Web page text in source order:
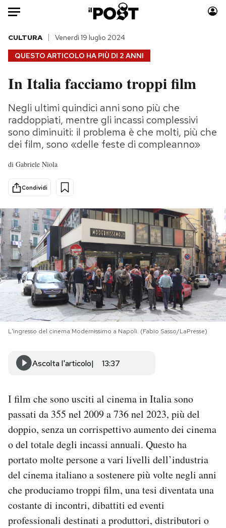
Auto
HOME
Italia
Politica
Tecnologia
Internet
Economia
Moda
Consumismi
Storie/Idee
Ok Boomer!
PODCAST
NEWSLETTER
I MIEI PREFERITI
AREA PERSONALE
Area Personale
Newsletter
Notifiche mobile
Regala il Post
Hai bisogno di aiuto?
QUESTO ARTICOLO HA PIÙ DI 2 ANNI
CULTURA Venerdì 19 luglio 2024
In Italia facciamo troppi film
Negli ultimi quindici anni sono più che
raddoppiati, mentre gli incassi complessivi
sono diminuiti: il problema è che molti, più che
dei film, sono «delle feste di compleanno»
di Gabriele Niola
Condividi
L'ingresso del cinema Modernissimo a Napoli. (Fabio Sasso/LaPresse)
Ascolta l'articolo 13:37
I film che sono usciti al cinema in Italia sono
passati da 355 nel 2009 a 736 nel 2023, più del
doppio, senza un corrispettivo aumento dei cinema
o del totale degli incassi annuali. Questo ha
portato molte persone a vari livelli dell’industria
del cinema italiano a sostenere più volte negli anni
che produciamo troppi film, una tesi diventata una
costante di incontri, dibattiti ed eventi
professionali destinati a produttori, distributori o